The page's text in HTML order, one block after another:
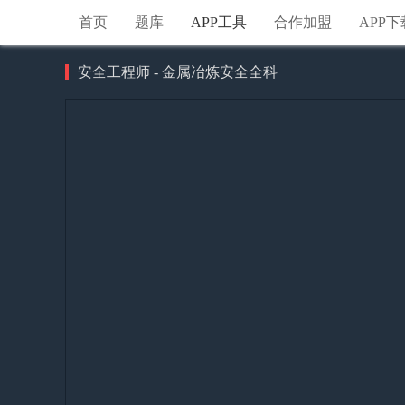
首页 题库 APP工具 合作加盟 APP下
安全工程师 - 金属冶炼安全全科